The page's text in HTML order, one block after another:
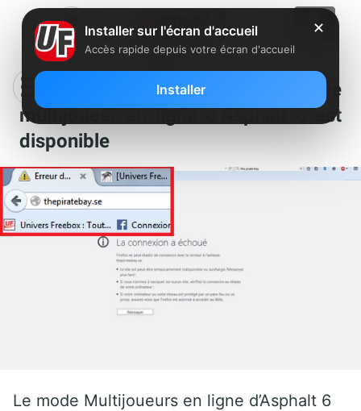
Freebox Révolution : Le mode
multijoueur en ligne d’Asphalt 6 est
disponible
Le mode Multijoueurs en ligne d’Asphalt 6
✕
Installer sur l'écran d'accueil
Accès rapide depuis votre écran d'accueil
Installer